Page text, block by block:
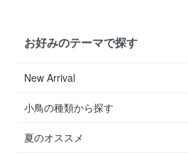
お好みのテーマで探す
New Arrival
小鳥の種類から探す
夏のオススメ